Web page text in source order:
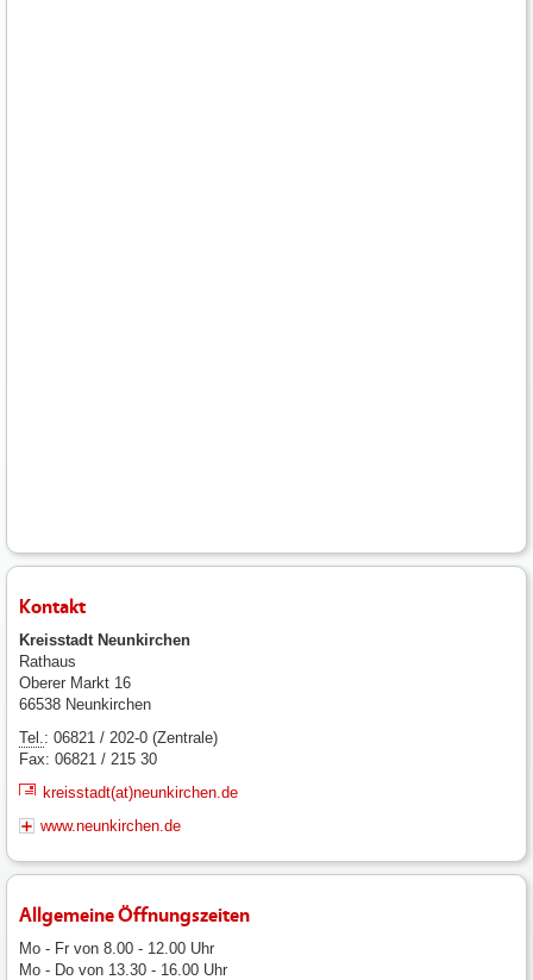
Kontakt
Kreisstadt Neunkirchen
Rathaus
Oberer Markt 16
66538 Neunkirchen
Tel. : 06821 / 202-0 (Zentrale)
Fax: 06821 / 215 30
kreisstadt(at)neunkirchen.de
www.neunkirchen.de
Allgemeine Öffnungszeiten
Mo - Fr von 8.00 - 12.00 Uhr
Mo - Do von 13.30 - 16.00 Uhr